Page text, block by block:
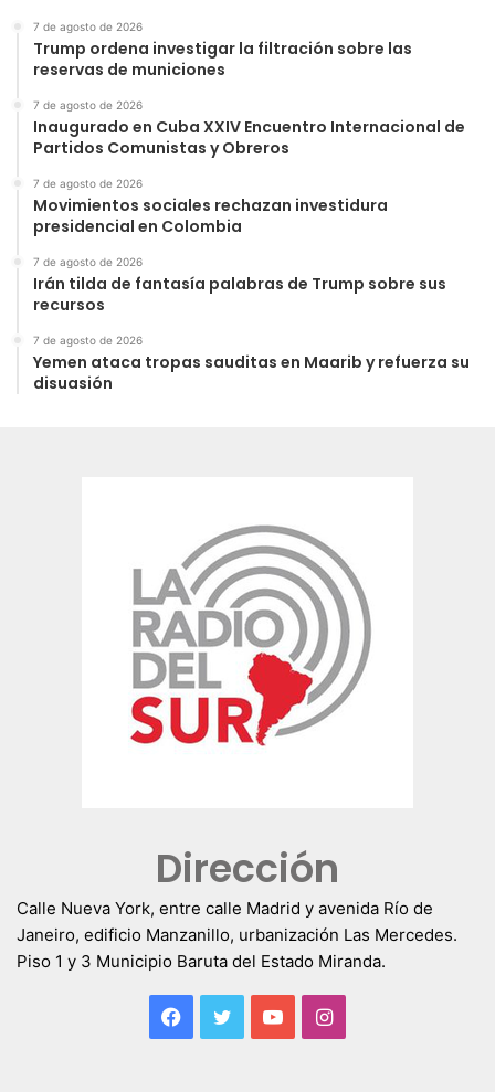
7 de agosto de 2026
Trump ordena investigar la filtración sobre las
reservas de municiones
7 de agosto de 2026
Inaugurado en Cuba XXIV Encuentro Internacional de
Partidos Comunistas y Obreros
7 de agosto de 2026
Movimientos sociales rechazan investidura
presidencial en Colombia
7 de agosto de 2026
Irán tilda de fantasía palabras de Trump sobre sus
recursos
7 de agosto de 2026
Yemen ataca tropas sauditas en Maarib y refuerza su
disuasión
Dirección
Calle Nueva York, entre calle Madrid y avenida Río de
Janeiro, edificio Manzanillo, urbanización Las Mercedes.
Piso 1 y 3 Municipio Baruta del Estado Miranda.
Facebook
TwitterYouTubeInstagram